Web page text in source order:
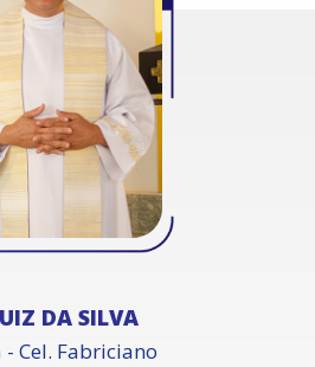
DA SILVA
Cel. Fabriciano